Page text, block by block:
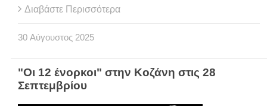
Διαβάστε Περισσότερα
30 Αύγουστος 2025
"Οι 12 ένορκοι" στην Κοζάνη στις 28
Σεπτεμβρίου